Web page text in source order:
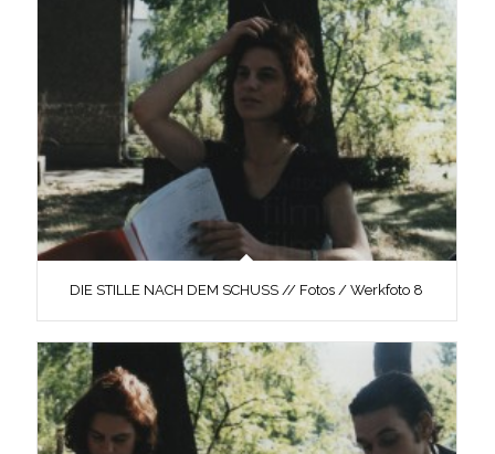
DIE STILLE NACH DEM SCHUSS // Fotos / Werkfoto 8